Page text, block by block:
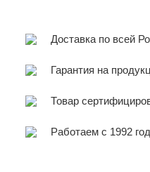
Доставка по всей
Гарантия на
Товар
Работаем с 1992